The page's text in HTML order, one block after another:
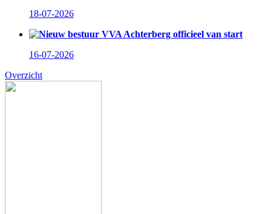
18-07-2026
Nieuw bestuur VVA Achterberg officieel van start
16-07-2026
Overzicht